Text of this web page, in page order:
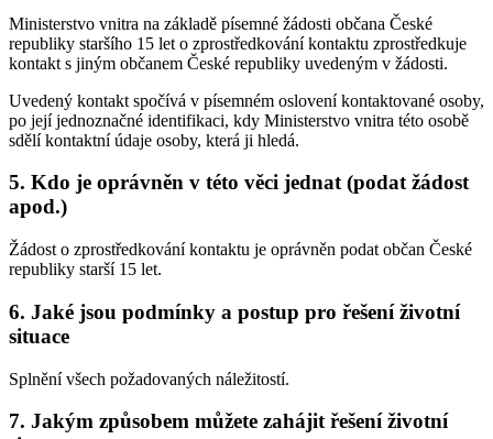
Ministerstvo vnitra na základě písemné žádosti občana České
republiky staršího 15 let o zprostředkování kontaktu zprostředkuje
kontakt s jiným občanem České republiky uvedeným v žádosti.
Uvedený kontakt spočívá v písemném oslovení kontaktované osoby,
po její jednoznačné identifikaci, kdy Ministerstvo vnitra této osobě
sdělí kontaktní údaje osoby, která ji hledá.
5. Kdo je oprávněn v této věci jednat (podat žádost
apod.)
Žádost o zprostředkování kontaktu je oprávněn podat občan České
republiky starší 15 let.
6. Jaké jsou podmínky a postup pro řešení životní
situace
Splnění všech požadovaných náležitostí.
7. Jakým způsobem můžete zahájit řešení životní